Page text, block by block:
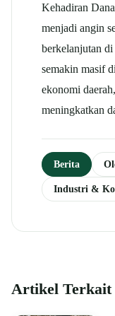
Kehadiran
menjadi angin
berkelanjutan
semakin masif
ekonomi
meningkatkan
Berita
Industri &
Artikel Terkait